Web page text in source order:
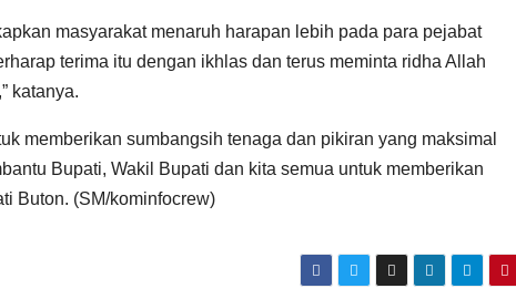
masyarakat menaruh harapan lebih pada para pejabat
terima itu dengan ikhlas dan terus meminta ridha Allah
katanya.
memberikan sumbangsih tenaga dan pikiran yang maksimal
Bupati, Wakil Bupati dan kita semua untuk memberikan
Buton. (SM/kominfocrew)